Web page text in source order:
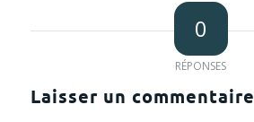
0
RÉPONSES
Laisser un commentaire